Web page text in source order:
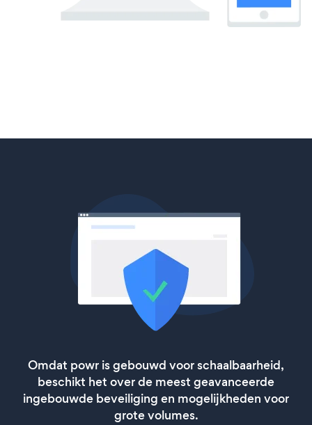
Omdat powr is gebouwd voor schaalbaarheid,
beschikt het over de meest geavanceerde
ingebouwde beveiliging en mogelijkheden voor
grote volumes.